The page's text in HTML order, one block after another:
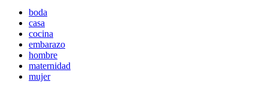
boda
casa
cocina
embarazo
hombre
maternidad
mujer